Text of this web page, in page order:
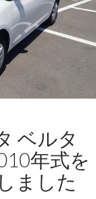
ベルタ
年式を
ました